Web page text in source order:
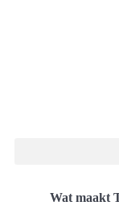
Wat maakt